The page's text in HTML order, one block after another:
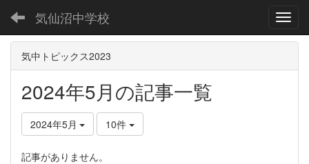
気仙沼中学校
気中トピックス2023
2024年5月の記事一覧
2024年5月 10件
記事がありません。